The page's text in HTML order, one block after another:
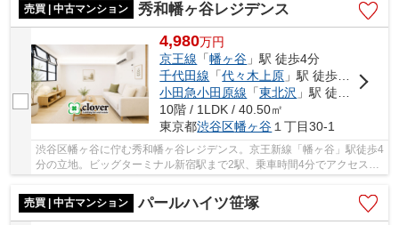
売買 | 中古マンション
秀和幡ヶ谷レジデンス
4,980万円
京王線 「幡ヶ谷 」駅 徒歩4分
千代田線 「代々木上原 」駅 徒歩15分
小田急小田原線 「東北沢 」駅 徒歩16分
10階 / 1LDK / 40.50㎡
東京都渋谷区幡ヶ谷１丁目30-1
渋谷区幡ヶ谷に佇む秀和幡ヶ谷レジデンス。京王新線「幡ヶ谷」駅徒歩4
分の立地。ビッグターミナル新宿駅まで2駅、乗車時間4分でアクセス可
売買 | 中古マンション
パールハイツ笹塚